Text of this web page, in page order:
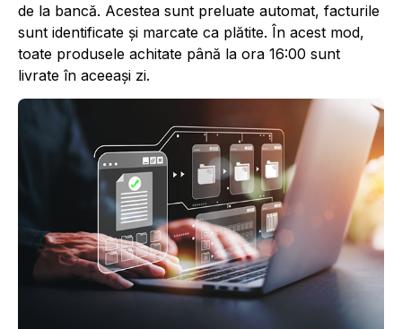
de la bancă. Acestea sunt preluate automat, facturile
sunt identificate și marcate ca plătite. În acest mod,
toate produsele achitate până la ora 16:00 sunt
livrate în aceeași zi.